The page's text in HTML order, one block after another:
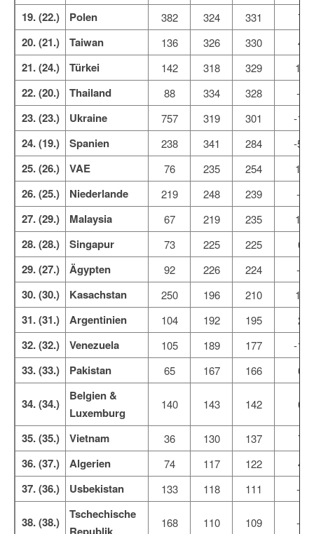
19. (22.) Polen 382 324 331 7
20. (21.) Taiwan 136 326 330 4
21. (24.) Türkei 142 318 329 11
22. (20.) Thailand 88 334 328 -5
23. (23.) Ukraine 757 319 301 -17
24. (19.) Spanien 238 341 284 -56
25. (26.) VAE 76 235 254 19
26. (25.) Niederlande 219 248 239 -9
27. (29.) Malaysia 67 219 235 15
28. (28.) Singapur 73 225 225 0
29. (27.) Ägypten 92 226 224 -1
30. (30.) Kasachstan 250 196 210 13
31. (31.) Argentinien 104 192 195 2
32. (32.) Venezuela 105 189 177 -12
33. (33.) Pakistan 65 167 166 0
34. (34.)
Belgien &
Luxemburg
140 143 142 0
35. (35.) Vietnam 36 130 137 7
36. (37.) Algerien 74 117 122 4
37. (36.) Usbekistan 133 118 111 -7
38. (38.)
Tschechische
168 110 109 -1